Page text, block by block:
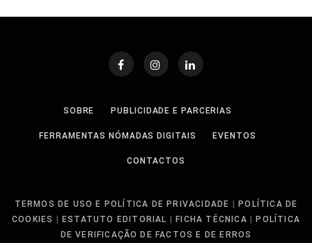
SOBRE PUBLICIDADE E PARCERIAS
FERRAMENTAS NÓMADAS DIGITAIS EVENTOS
CONTACTOS
TERMOS DE USO E POLÍTICA DE PRIVACIDADE |POLÍTICA DE
COOKIES | ESTATUTO EDITORIAL |FICHA TÉCNICA |POLÍTICA
DE VERIFICAÇÃO DE FACTOS E DE ERROS